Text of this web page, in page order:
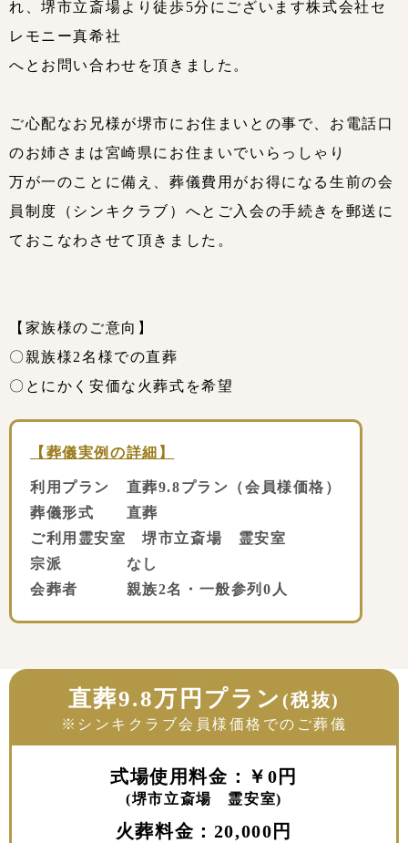
れ、堺市立斎場より徒歩5分にございます株式会社セ
レモニー真希社
へとお問い合わせを頂きました。
ご心配なお兄様が堺市にお住まいとの事で、お電話口
のお姉さまは宮崎県にお住まいでいらっしゃり
万が一のことに備え、葬儀費用がお得になる生前の会
員制度（シンキクラブ）へとご入会の手続きを郵送に
ておこなわさせて頂きました。
【家族様のご意向】
〇親族様2名様での直葬
〇とにかく安価な火葬式を希望
【葬儀実例の詳細】
利用プラン 直葬9.8プラン（会員様価格）
葬儀形式 直葬
ご利用霊安室 堺市立斎場 霊安室
宗派 なし
会葬者 親族2名・一般参列0人
直葬9.8万円プラン (税抜)
※シンキクラブ会員様価格でのご葬儀
式場使用料金：￥0円
(堺市立斎場 霊安室)
火葬料金：20,000円